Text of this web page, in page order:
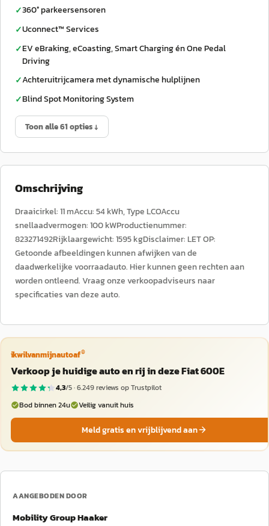
✓360° parkeersensoren
✓Uconnect™ Services
✓EV eBraking, eCoasting, Smart Charging én One Pedal
Driving
✓Achteruitrijcamera met dynamische hulplijnen
✓Blind Spot Monitoring System
Toon alle 61 opties ↓
Omschrijving
Draaicirkel: 11 mAccu: 54 kWh, Type LCOAccu
snellaadvermogen: 100 kWProductienummer:
823271492Rijklaargewicht: 1595 kgDisclaimer: LET OP:
Getoonde afbeeldingen kunnen afwijken van de
daadwerkelijke voorraadauto. Hier kunnen geen rechten aan
worden ontleend. Vraag onze verkoopadviseurs naar
specificaties van deze auto.
ikwilvanmijnautoaf®
Verkoop je huidige auto en rij in deze Fiat 600E
4,3/5 ·6.249reviews op Trustpilot
Bod binnen 24u
Veilig vanuit huis
Meld gratis en vrijblijvend aan
AANGEBODEN DOOR
Mobility Group Haaker